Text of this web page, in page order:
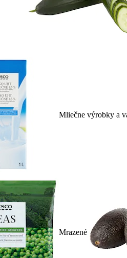
Mliečne výrobky a
Mrazené